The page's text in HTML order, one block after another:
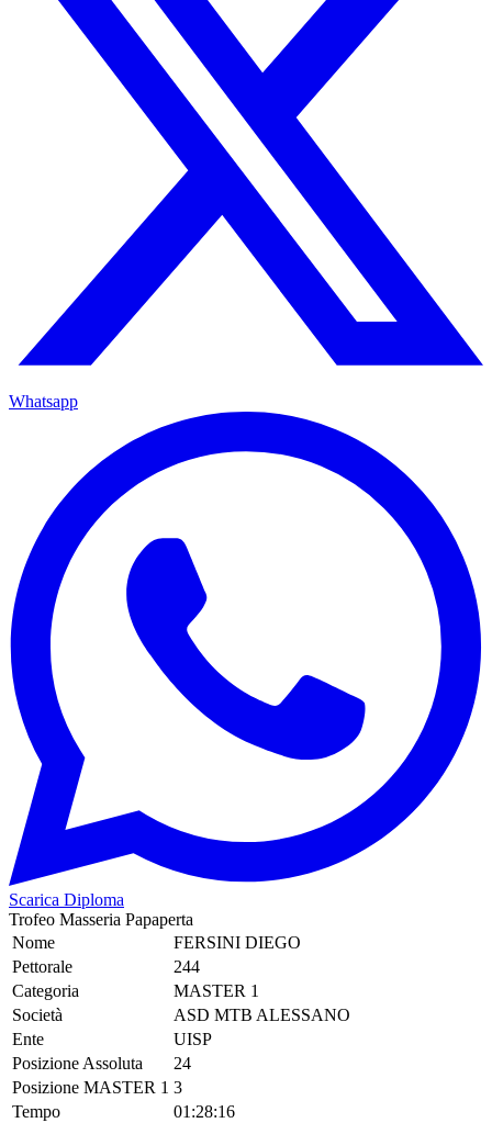
Whatsapp
Scarica Diploma
Trofeo Masseria Papaperta
Nome
FERSINI DIEGO
Pettorale
244
Categoria
MASTER 1
Società
ASD MTB ALESSANO
Ente
UISP
Posizione Assoluta
24
Posizione MASTER 1 3
Tempo
01:28:16